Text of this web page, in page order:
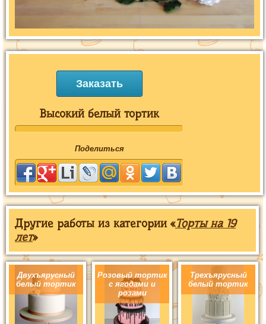
Заказать
Высокий белый тортик
Поделиться
Другие работы из категории «Торты на 19
лет»
Двухъярусный
белый тортик
Розовый тортик
с ягодами и
розами
Трехъярусный
белый тортик